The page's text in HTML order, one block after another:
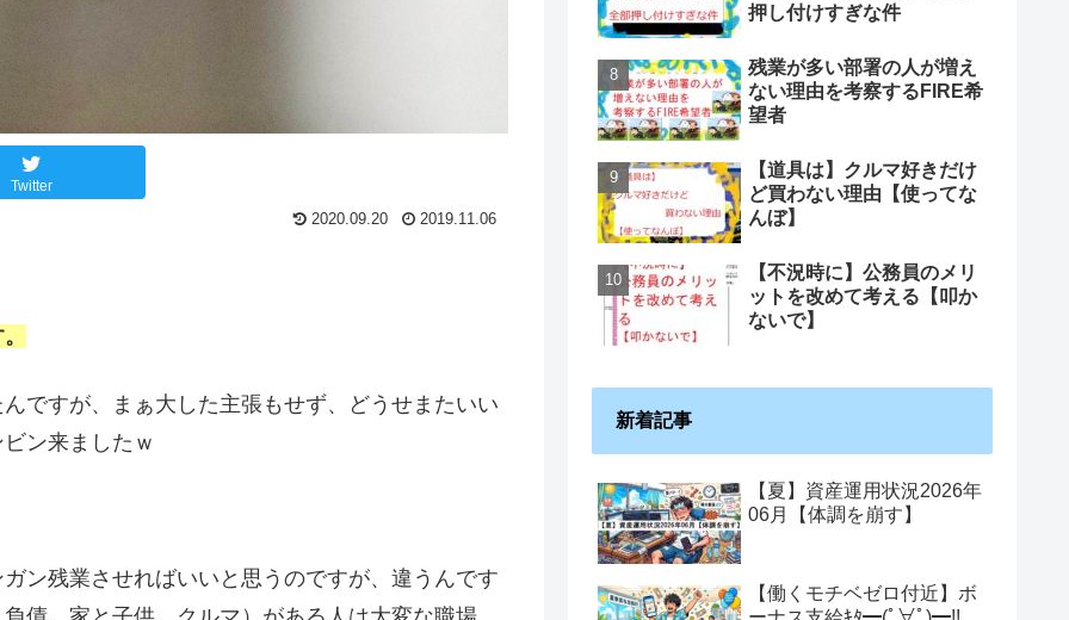
Twitter
2020.09.20 2019.11.06
ですが、まぁ大した主張もせず、どうせまたいい
ン来ましたｗ
ン残業させればいいと思うのですが、違うんです
押し付けすぎな件
残業が多い部署の人が増え
ない理由を考察するFIRE希
望者
【道具は】クルマ好きだけ
ど買わない理由【使ってな
んぼ】
【不況時に】公務員のメリ
ットを改めて考える【叩か
ないで】
新着記事
【夏】資産運用状況2026年
06月【体調を崩す】
【働くモチベゼロ付近】ボ